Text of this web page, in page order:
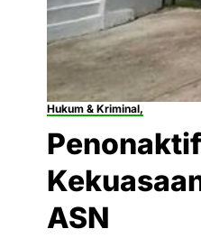
Hukum & Kriminal,
ASN